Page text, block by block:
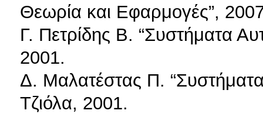
Θεωρία και Εφαρμογές”,
Γ. Πετρίδης Β. “Συστήματα
2001.
Δ. Μαλατέστας Π.
Τζιόλα, 2001.